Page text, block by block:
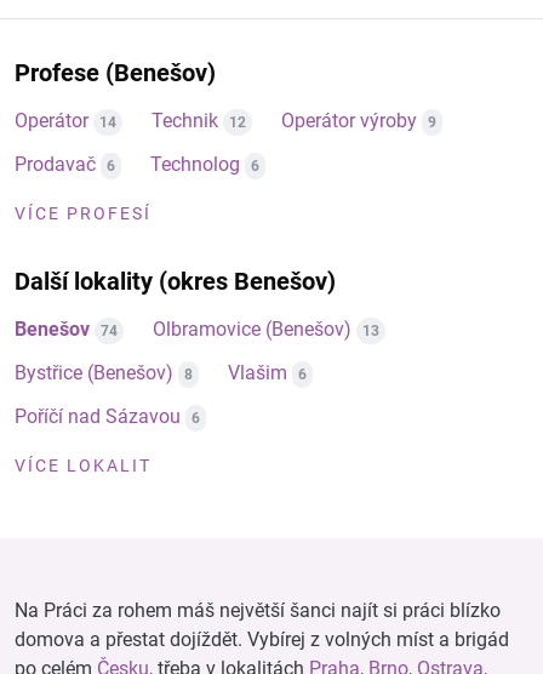
Profese (Benešov)
Operátor 14 Technik 12 Operátor výroby 9
Prodavač 6 Technolog 6
VÍCE PROFESÍ
Další lokality (okres Benešov)
Benešov 74 Olbramovice (Benešov) 13
Bystřice (Benešov) 8 Vlašim 6
Poříčí nad Sázavou 6
VÍCE LOKALIT
Na Práci za rohem máš největší šanci najít si práci blízko
domova a přestat dojíždět. Vybírej z volných míst a brigád
po celém Česku, třeba v lokalitách Praha, Brno, Ostrava,